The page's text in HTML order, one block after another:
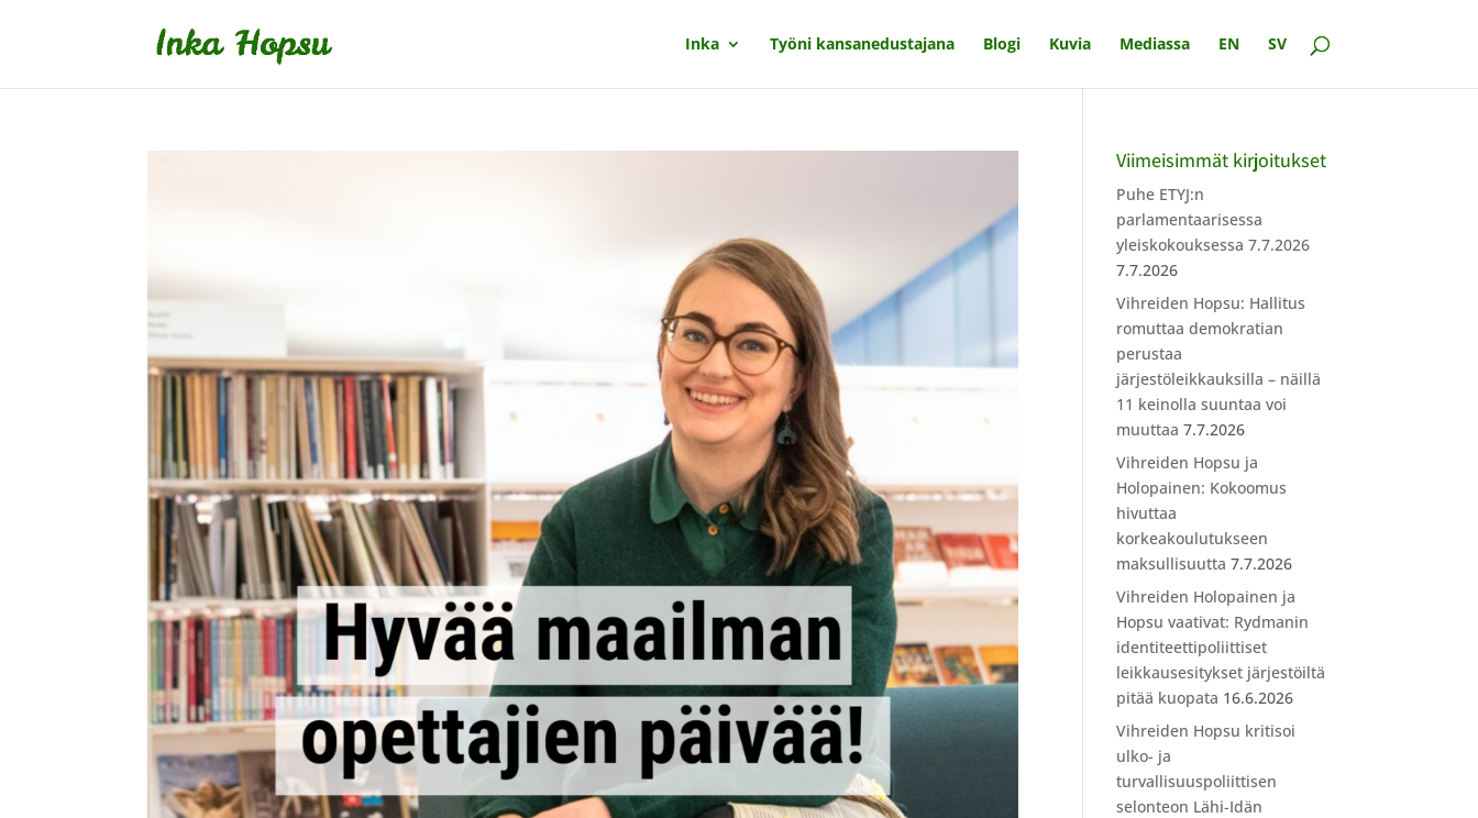
Inka Työni kansanedustajana Blogi Kuvia Mediassa EN SV
Viimeisimmät kirjoitukset
Puhe ETYJ:n
parlamentaarisessa
yleiskokouksessa 7.7.2026
7.7.2026
Vihreiden Hopsu: Hallitus
romuttaa demokratian
perustaa
järjestöleikkauksilla – näillä
11 keinolla suuntaa voi
muuttaa 7.7.2026
Vihreiden Hopsu ja
Holopainen: Kokoomus
hivuttaa
korkeakoulutukseen
maksullisuutta 7.7.2026
Vihreiden Holopainen ja
Hopsu vaativat: Rydmanin
identiteettipoliittiset
leikkausesitykset järjestöiltä
pitää kuopata 16.6.2026
Vihreiden Hopsu kritisoi
ulko- ja
turvallisuuspoliittisen
selonteon Lähi-Idän